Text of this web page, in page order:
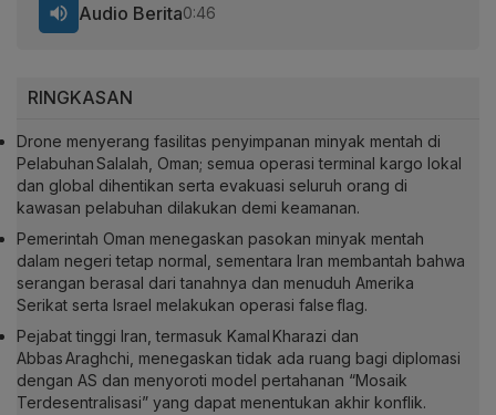
RINGKASAN
Drone menyerang fasilitas penyimpanan minyak mentah di
Pelabuhan Salalah, Oman; semua operasi terminal kargo lokal
dan global dihentikan serta evakuasi seluruh orang di
kawasan pelabuhan dilakukan demi keamanan.
Pemerintah Oman menegaskan pasokan minyak mentah
dalam negeri tetap normal, sementara Iran membantah bahwa
serangan berasal dari tanahnya dan menuduh Amerika
Serikat serta Israel melakukan operasi false flag.
Pejabat tinggi Iran, termasuk Kamal Kharazi dan
Abbas Araghchi, menegaskan tidak ada ruang bagi diplomasi
dengan AS dan menyoroti model pertahanan “Mosaik
Terdesentralisasi” yang dapat menentukan akhir konflik.
Audio Berita0:46